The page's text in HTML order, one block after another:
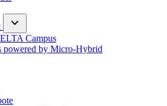
Campus
powered by Micro-Hybrid